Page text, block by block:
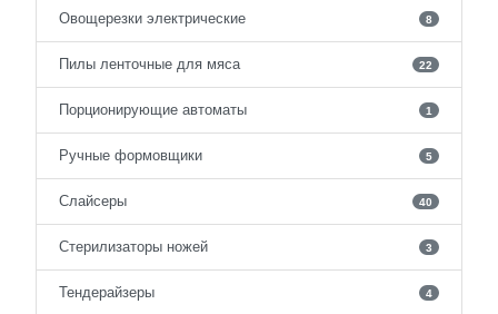
Овощерезки электрические 8
Пилы ленточные для мяса 22
Порционирующие автоматы 1
Ручные формовщики 5
Слайсеры 40
Стерилизаторы ножей 3
Тендерайзеры 4